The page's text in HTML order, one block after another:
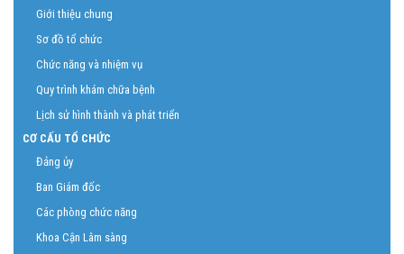
Giới thiệu chung
Sơ đồ tổ chức
Chức năng và nhiệm vụ
Quy trình khám chữa bệnh
Lịch sử hình thành và phát triển
CƠ CẤU TỔ CHỨC
Đảng ủy
Ban Giám đốc
Các phòng chức năng
Khoa Cận Lâm sàng